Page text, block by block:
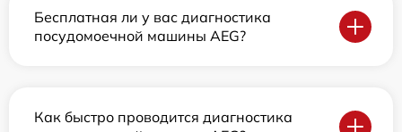
Бесплатная ли у вас диагностика
посудомоечной машины AEG?
Как быстро проводится диагностика